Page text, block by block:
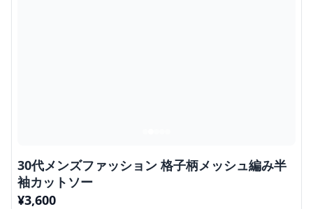
30代メンズファッション 格子柄メッシュ編み半
袖カットソー
¥3,600